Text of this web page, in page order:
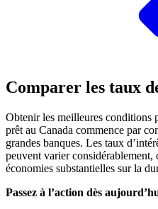
Comparer les taux
Obtenir les meilleures conditions
prêt au Canada commence par
grandes banques. Les taux
peuvent varier considérablement,
économies substantielles sur la
Passez à l’action dès